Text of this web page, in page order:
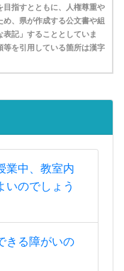
指すとともに、人権尊重や
、県が作成する公文書や組
記」することとしていま
を引用している箇所は漢字
業中、教室内
いのでしょう
きる障がいの